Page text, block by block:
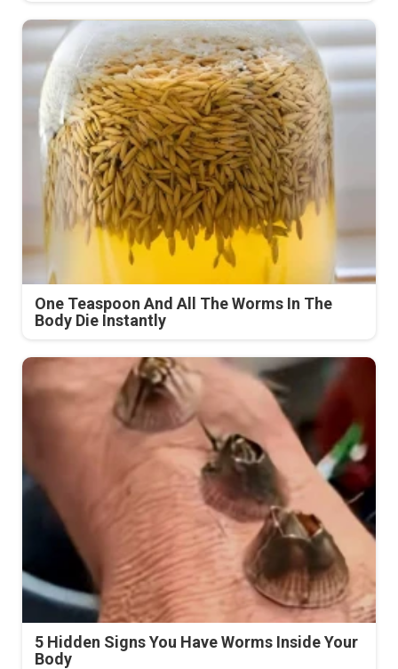
One Teaspoon And All The Worms In The
Body Die Instantly
5 Hidden Signs You Have Worms Inside Your
Body